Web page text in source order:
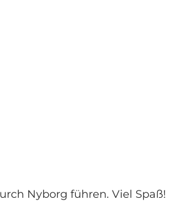
Nyborg führen. Viel Spaß!